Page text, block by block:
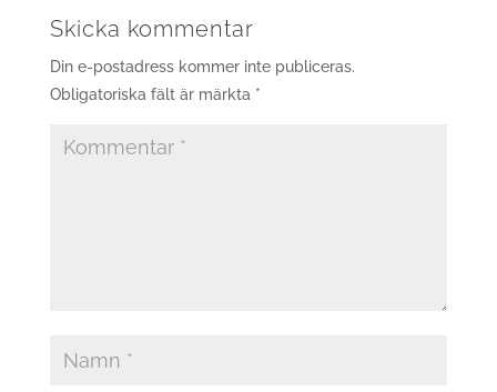
Skicka kommentar
Din e-postadress kommer inte publiceras.
Obligatoriska fält är märkta *